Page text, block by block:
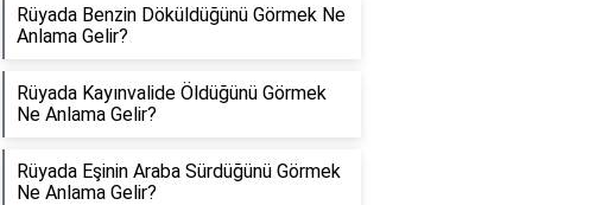
Rüyada Benzin Döküldüğünü Görmek Ne
Anlama Gelir?
Rüyada Kayınvalide Öldüğünü Görmek
Ne Anlama Gelir?
Rüyada Eşinin Araba Sürdüğünü Görmek
Ne Anlama Gelir?